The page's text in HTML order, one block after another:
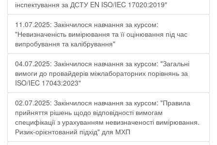
інспектування за ДСТУ EN ISO/IEC 17020:2019"
11.07.2025: Закінчилося навчання за курсом:
"Невизначеність вимірювання та її оцінювання під час
випробування та калібрування"
04.07.2025: Закінчилося навчання за курсом: "Загальні
вимоги до провайдерів міжлабораторних порівнянь за
ISO/IEC 17043:2023"
02.07.2025: Закінчилося навчання за курсом: "Правила
прийняття рішень щодо відповідності вимогам
специфікації з урахуванням невизначеності вимірювання.
Ризик-орієнтований підхід" для МХП